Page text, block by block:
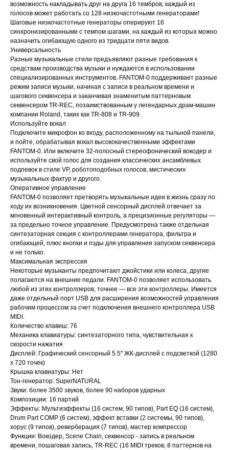
возможность накладывать друг на друга 16 тембров, каждый из
голосов может работать со 128 низкочастотными генераторами!
Шаговые низкочастотные генераторы оперируют 16
синхронизированными с темпом шагами, на каждый из которых можно
назначить огибающую одного из тридцати пяти видов.
Универсальность
Разные музыкальные стили предъявляют разные требования к
средствам производства музыки и нуждаются в использовании
специализированных инструментов. FANTOM-0 поддерживает разные
режим записи музыки, начиная с записи в реальном времени и
шагового секвенсера и заканчивая знаменитым паттерновым
секвенсером TR-REC, позаимствованным у легендарных драм-машин
компании Roland, таких как TR-808 и TR-909.
Используйте вокал
Подключите микрофон ко входу, расположенному на тыльной панели,
и пойте, обрабатывая вокал высококачественными эффектами
FANTOM-0. Или включите 32-полосный стереофонический вокодер и
используйте свой голос для создания классических ансамблевых
подпевок в стиле VP, роботоподобных голосов, мистических
музыкальных фактур и другого.
Оперативное управление
FANTOM-0 позволяет претворять музыкальные идеи в жизнь сразу по
ходу их возникновения. Цветной сенсорный дисплей отвечает за
мгновенный интерактивный контроль, а прецизионные регуляторы ―
за предельно точное управление. Предусмотрена также отдельная
синтезаторная секция с контроллерами генератора, фильтра и
огибающей, плюс кнопки и пэды для управления запуском секвенсера
и не только.
Максимальная экспрессия
Некоторые музыканты предпочитают джойстики или колеса, другие
полагаются на внешние педали. FANTOM-0 позволяет использовать
любой из этих контроллеров, точнее — все эти контроллеры. Имеется
даже отдельный порт USB для расширения возможностей управления
рабочим процессом за счет подключения внешнего контроллера USB
MIDI.
Количество клавиш: 76
Механика клавиатуры: синтезаторного типа, чувствительная к
скорости нажатия
Дисплей: Графический сенсорный 5.5" ЖК-дисплей с подсветкой (1280
x 720 точек)
Крышка клавиатуры: Нет
Тон-генератор: SuperNATURAL
Звуки: более 3500 звуков, более 90 наборов ударных
Композиции: 16 партий
Эффекты: Мультиэффекты (16 систем, 90 типов), Part EQ (16 систем),
Drum Part COMP (6 систем), эффект вставки (2 системы, 90 типов),
хорус (9 типов), реверберация (7 типов), мастер компрессор
Функции: Вокодер, Scene Chain, секвенсор - запись в реальном
времени, пошаговая запись, TR-REC (16 MIDI треков, 8 паттернов на